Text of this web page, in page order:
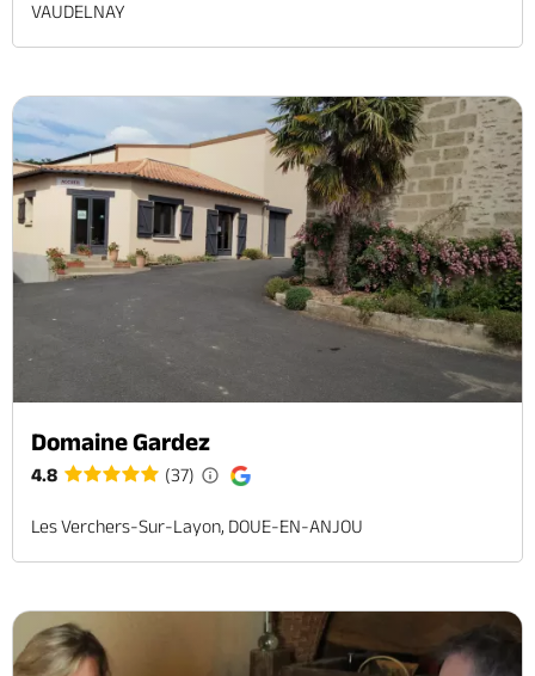
VAUDELNAY
Domaine Gardez
4.8 (37)
Les Verchers-Sur-Layon, DOUE-EN-ANJOU